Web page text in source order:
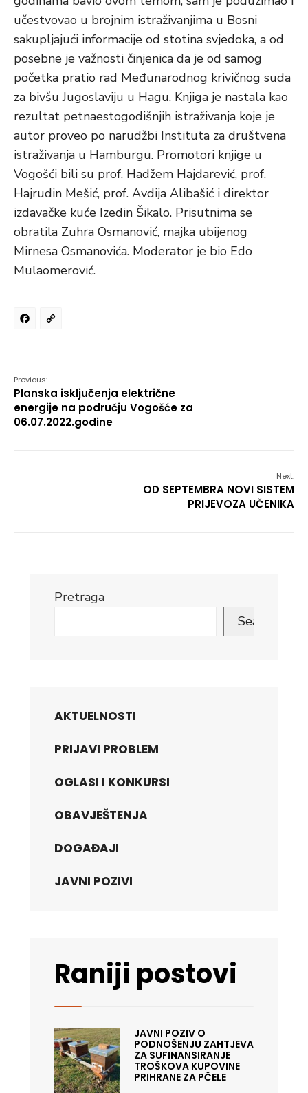
učestvovao u brojnim istraživanjima u Bosni
sakupljajući informacije od stotina svjedoka, a od
posebne je važnosti činjenica da je od samog
početka pratio rad Međunarodnog krivičnog suda
za bivšu Jugoslaviju u Hagu. Knjiga je nastala kao
rezultat petnaestogodišnjih istraživanja koje je
autor proveo po narudžbi Instituta za društvena
istraživanja u Hamburgu. Promotori knjige u
Vogošći bili su prof. Hadžem Hajdarević, prof.
Hajrudin Mešić, prof. Avdija Alibašić i direktor
izdavačke kuće Izedin Šikalo. Prisutnima se
obratila Zuhra Osmanović, majka ubijenog
Mirnesa Osmanovića. Moderator je bio Edo
Mulaomerović.
Facebook
Previous:
Planska isključenja električne
energije na području Vogošće za
06.07.2022.godine
Next:
OD SEPTEMBRA NOVI SISTEM
PRIJEVOZA UČENIKA
Pretraga
Search
AKTUELNOSTI
PRIJAVI PROBLEM
OGLASI I KONKURSI
OBAVJEŠTENJA
DOGAĐAJI
JAVNI POZIVI
Raniji postovi
JAVNI POZIV O
PODNOŠENJU ZAHTJEVA
ZA SUFINANSIRANJE
TROŠKOVA KUPOVINE
PRIHRANE ZA PČELE